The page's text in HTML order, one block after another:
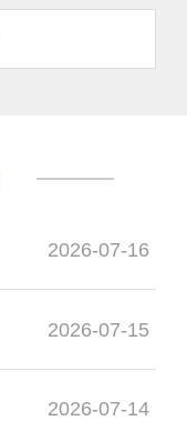
2026-07-16
2026-07-15
2026-07-14